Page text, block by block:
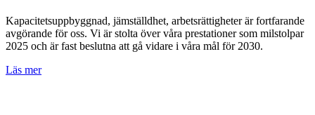
Kapacitetsuppbyggnad, jämställdhet, arbetsrättigheter är fortfarande
avgörande för oss. Vi är stolta över våra prestationer som milstolpar
2025 och är fast beslutna att gå vidare i våra mål för 2030.
Läs mer